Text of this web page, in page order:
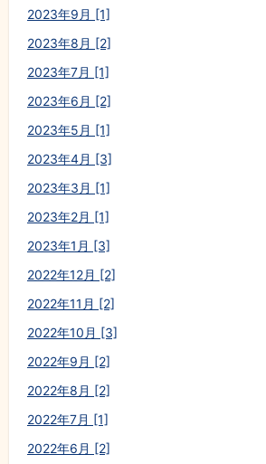
2023年9月 [1]
2023年8月 [2]
2023年7月 [1]
2023年6月 [2]
2023年5月 [1]
2023年4月 [3]
2023年3月 [1]
2023年2月 [1]
2023年1月 [3]
2022年12月 [2]
2022年11月 [2]
2022年10月 [3]
2022年9月 [2]
2022年8月 [2]
2022年7月 [1]
2022年6月 [2]